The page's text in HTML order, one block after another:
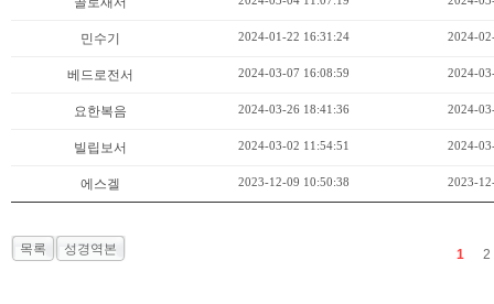
민수기 2024-01-22 16:31:24 2024-
베드로전서 2024-03-07 16:08:59 2024-
요한복음 2024-03-26 18:41:36 2024-
빌립보서 2024-03-02 11:54:51 2024-
에스겔 2023-12-09 10:50:38 2023-
목록 성경역본 1 2